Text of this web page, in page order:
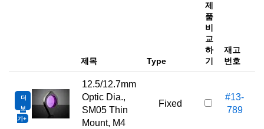
제목 Type
제
품
비
교
하
기
재고
번호
더
보
기
12.5/12.7mm
Optic Dia.,
SM05 Thin
Mount, M4
Fixed
#13-
789